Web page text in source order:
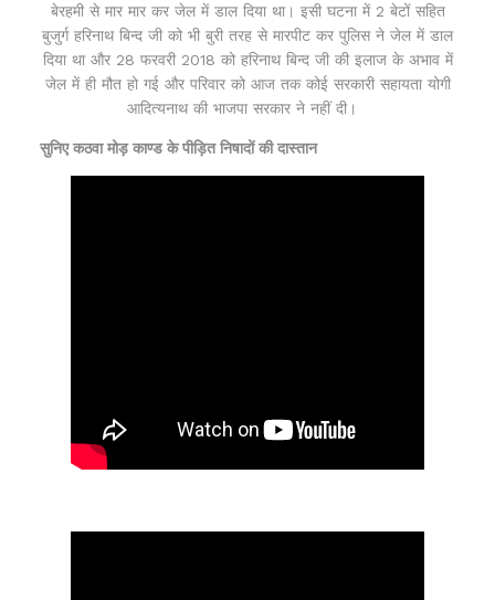
बेरहमी से मार मार कर जेल में डाल दिया था। इसी घटना में 2 बेटों सहित
बुजुर्ग हरिनाथ बिन्द जी को भी बुरी तरह से मारपीट कर पुलिस ने जेल में डाल
दिया था और 28 फरवरी 2018 को हरिनाथ बिन्द जी की इलाज के अभाव में
जेल में ही मौत हो गई और परिवार को आज तक कोई सरकारी सहायता योगी
आदित्यनाथ की भाजपा सरकार ने नहीं दी।
सुनिए कठवा मोड़ काण्ड के पीड़ित निषादों की दास्तान